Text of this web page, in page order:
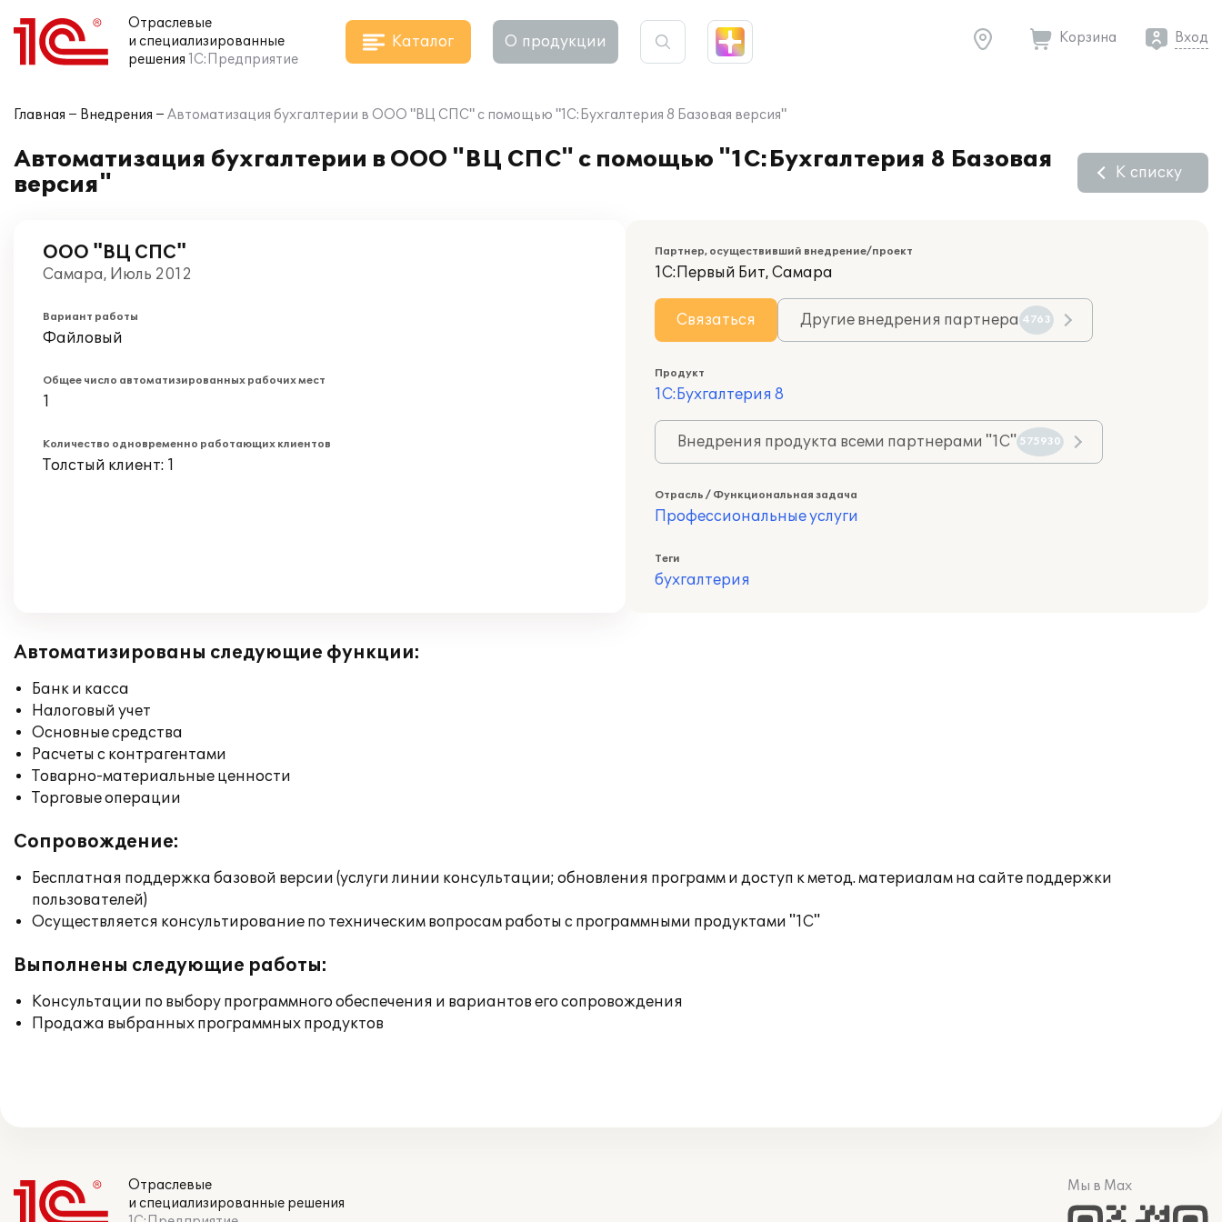
Отраслевые
и специализированные
решения 1С:Предприятие
Каталог О продукции Корзина Вход
Главная Внедрения Автоматизация бухгалтерии в ООО "ВЦ СПС" с помощью "1С:Бухгалтерия 8 Базовая версия"
Автоматизация бухгалтерии в ООО "ВЦ СПС" с помощью "1С:Бухгалтерия 8 Базовая
версия"
К списку
ООО "ВЦ СПС"
Самара, Июль 2012
Вариант работы
Файловый
Общее число автоматизированных рабочих мест
1
Количество одновременно работающих клиентов
Толстый клиент: 1
Партнер, осуществивший внедрение/проект
1С:Первый Бит, Самара
Связаться Другие внедрения партнера 4763
Продукт
1С:Бухгалтерия 8
Внедрения продукта всеми партнерами "1С" 575930
Отрасль / Функциональная задача
Профессиональные услуги
Теги
бухгалтерия
Автоматизированы следующие функции:
Банк и касса
Налоговый учет
Основные средства
Расчеты с контрагентами
Товарно-материальные ценности
Торговые операции
Сопровождение:
Бесплатная поддержка базовой версии (услуги линии консультации; обновления программ и доступ к метод. материалам на сайте поддержки
пользователей)
Осуществляется консультирование по техническим вопросам работы с программными продуктами "1С"
Выполнены следующие работы:
Консультации по выбору программного обеспечения и вариантов его сопровождения
Продажа выбранных программных продуктов
Отраслевые
и специализированные решения
Мы в Max